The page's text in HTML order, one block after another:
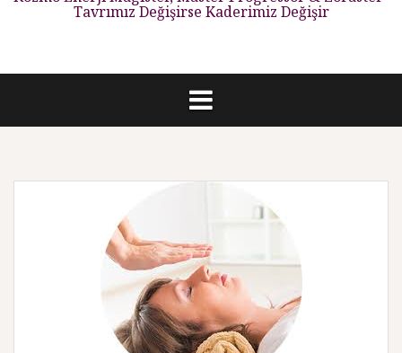
Tavrımız Değişirse Kaderimiz Değişir